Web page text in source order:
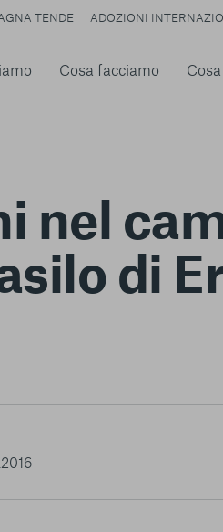
Cosa facciamo
TENDE ADOZIONI
nel
di